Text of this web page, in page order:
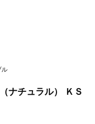
ル
ナチュラル） ＫＳ